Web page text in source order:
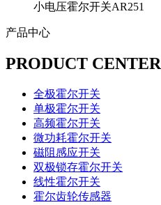
小电压霍尔开关AR251
产品中心
PRODUCT CENTER
全极霍尔开关
单极霍尔开关
高频霍尔开关
微功耗霍尔开关
磁阻感应开关
双极锁存霍尔开关
线性霍尔开关
霍尔齿轮传感器